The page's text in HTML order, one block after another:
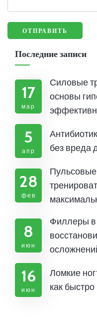
Последние записи
17
мар
Силовые
основы
5
апр
без вреда
28
фев
8
июн
Филлеры в
16
июн
Ломкие
как